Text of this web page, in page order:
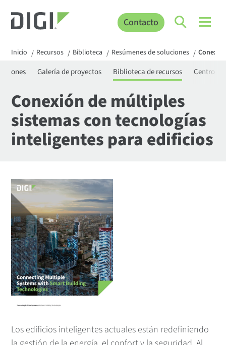
Contacto
Inicio / Recursos / Biblioteca / Resúmenes de soluciones /
Galería de proyectos Biblioteca de recursos Centro
Conexión de múltiples
sistemas con tecnologías
inteligentes para edificios
Los edificios inteligentes actuales están redefiniendo